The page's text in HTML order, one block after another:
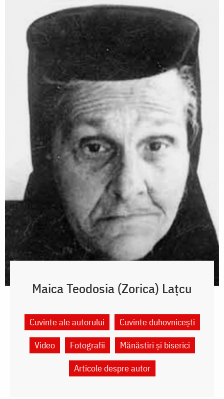
Maica Teodosia (Zorica) Lațcu
Cuvinte ale autorului
Cuvinte duhovnicești
Video
Fotografii
Mănăstiri și biserici
Articole despre autor